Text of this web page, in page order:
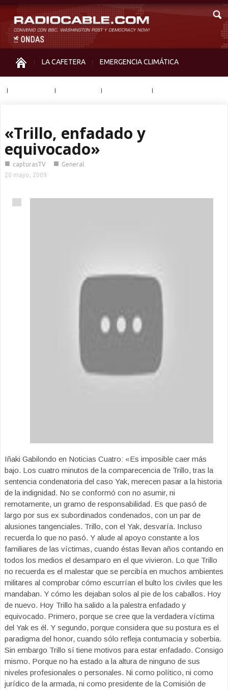
LA CAFETERA EMERGENCIA CLIMÁTICA
«Trillo, enfadado y
equivocado»
■ capturasTV ■ General
20 mayo, 2009
Iñaki Gabilondo en Noticias Cuatro: «Es imposible caer más
bajo. Los cuatro minutos de la comparecencia de Trillo, tras la
sentencia condenatoria del caso Yak, merecen pasar a la historia
de la indignidad. No se conformó con no asumir, ni
remotamente, un gramo de responsabilidad. Es que pasó de
largo por sus ex subordinados condenados, con un par de
alusiones tangenciales. Trillo, con el Yak, desvaría. Incluso
recuerda lo que no pasó. Y alude al apoyo constante a los
familiares de las víctimas, cuando éstas llevan años contando en
todos los medios el desamparo en el que vivieron. Lo que Trillo
no recuerda es el malestar que se percibía en muchos ambientes
militares al comprobar cómo escurrían el bulto los civiles que les
mandaban. Y cómo les dejaban solos al pie de los caballos. Hoy
de nuevo. Hoy Trillo ha salido a la palestra enfadado y
equivocado. Primero, porque se cree que la verdadera víctima
del Yak es él. Y segundo, porque considera que su postura es el
paradigma del honor, cuando sólo refleja contumacia y soberbia.
Sin embargo Trillo sí tiene motivos para estar enfadado. Consigo
mismo. Porque no ha estado a la altura de ninguno de sus
niveles profesionales o personales. Ni como político, ni como
jurídico de la armada, ni como presidente de la Comisión de